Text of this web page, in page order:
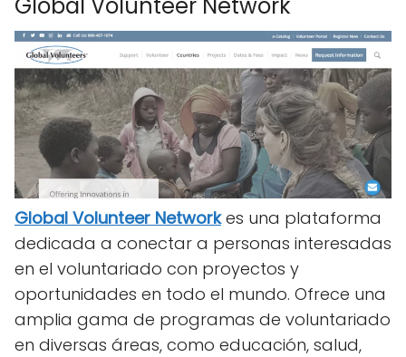
Global Volunteer Networkes una plataforma
dedicada a conectar a personas interesadas
en el voluntariado con proyectos y
oportunidades en todo el mundo. Ofrece una
amplia gama de programas de voluntariado
en diversas áreas, como educación, salud,